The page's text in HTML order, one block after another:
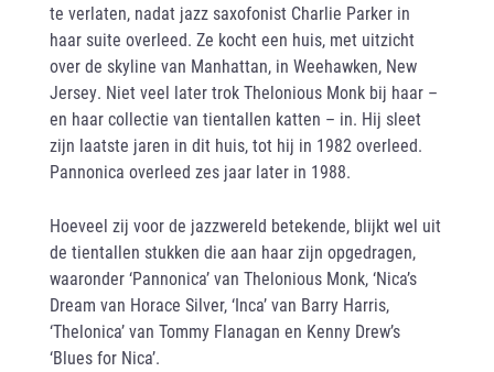
te verlaten, nadat jazz saxofonist Charlie Parker in
haar suite overleed. Ze kocht een huis, met uitzicht
over de skyline van Manhattan, in Weehawken, New
Jersey. Niet veel later trok Thelonious Monk bij haar –
en haar collectie van tientallen katten – in. Hij sleet
zijn laatste jaren in dit huis, tot hij in 1982 overleed.
Pannonica overleed zes jaar later in 1988.
Hoeveel zij voor de jazzwereld betekende, blijkt wel uit
de tientallen stukken die aan haar zijn opgedragen,
waaronder ‘Pannonica’ van Thelonious Monk, ‘Nica’s
Dream van Horace Silver, ‘Inca’ van Barry Harris,
‘Thelonica’ van Tommy Flanagan en Kenny Drew’s
‘Blues for Nica’.